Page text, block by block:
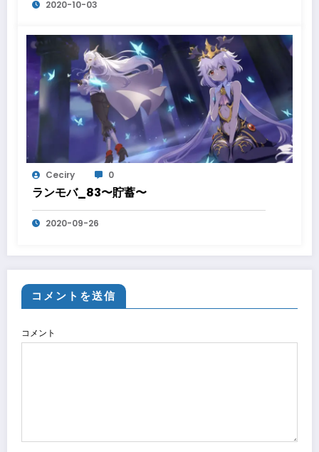
2020-10-03
Ceciry 0
ランモバ_83〜貯蓄〜
2020-09-26
コメントを送信
コメント